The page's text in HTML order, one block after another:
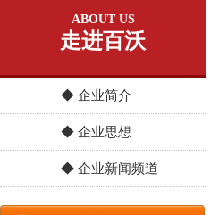
ABOUT US
走进百沃
◆ 企业简介
◆ 企业思想
◆ 企业新闻频道